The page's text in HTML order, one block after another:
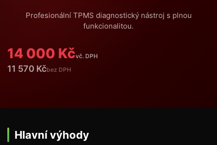
Profesionální TPMS diagnostický nástroj s plnou
funkcionalitou.
14 000 Kčvč. DPH
11 570 Kčbez DPH
Hlavní výhody